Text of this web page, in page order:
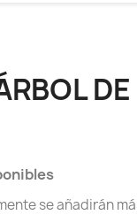
se añadirán